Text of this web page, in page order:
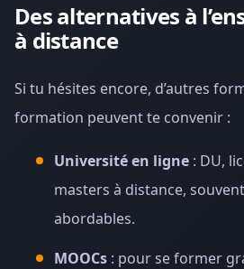
Des alternatives à
à distance
Si tu hésites encore, d’autres
formation peuvent te convenir :
Université en ligne : DU,
masters à distance,
abordables.
MOOCs : pour se former